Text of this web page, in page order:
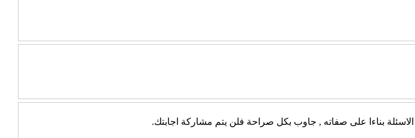
بناءا على صفاته , جاوب بكل صراحة فلن يتم مشاركة اجابتك.